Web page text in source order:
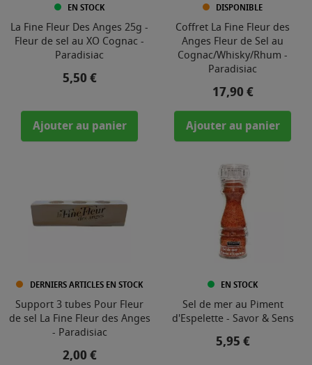
EN STOCK
La Fine Fleur Des Anges 25g -
Fleur de sel au XO Cognac -
Paradisiac
Prix
5,50 €
Ajouter au panier
DISPONIBLE
Coffret La Fine Fleur des
Anges Fleur de Sel au
Cognac/Whisky/Rhum -
Paradisiac
Prix
17,90 €
Ajouter au panier
DERNIERS ARTICLES EN STOCK
Support 3 tubes Pour Fleur
de sel La Fine Fleur des Anges
- Paradisiac
Prix
2,00 €
EN STOCK
Sel de mer au Piment
d'Espelette - Savor & Sens
Prix
5,95 €